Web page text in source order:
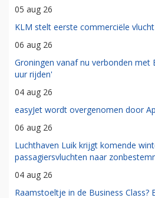
05 aug 26
KLM stelt eerste commerciële
06 aug 26
Groningen vanaf nu verbonden met
uur rijden'
04 aug 26
easyJet wordt overgenomen door
06 aug 26
Luchthaven Luik krijgt komende
passagiersvluchten naar
04 aug 26
Raamstoeltje in de Business